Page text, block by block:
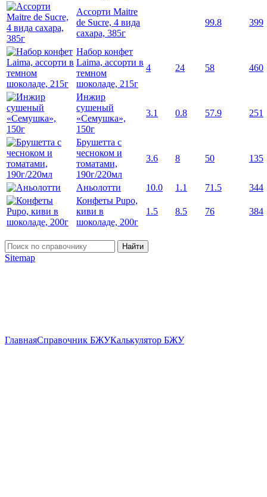
Ассорти Maitre
de Sucre, 4 вида
сахара, 385г
99.8 399
Набор конфет
Laima, ассорти в
темном
шоколаде, 215г
4 24 58 460
Инжир
сушеный
«Семушка»,
150г
3.1 0.8 57.9 251
Брушетта с
чесноком и
томатами,
190г/220мл
3.6 8 50 135
Аньолотти 10.0 1.1 71.5
344
Конфеты Pupo,
киви в
шоколаде, 200г
1.5 8.5 76 384
Найти
Sitemap
ГлавнаяСправочник БЖУКалькулятор БЖУ